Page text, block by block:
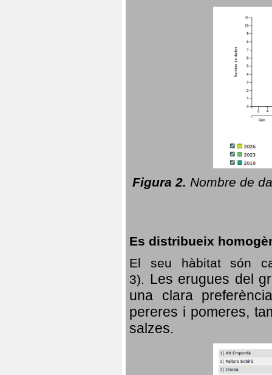
Figura 2. Nombre de
Es distribueix
El seu hàbitat són
3). Les erugues del
una clara
pereres i pomeres,
salzes.